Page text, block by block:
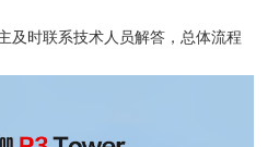
及时联系技术人员解答，总体流程